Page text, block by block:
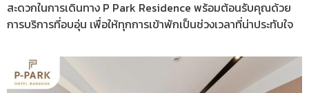
สะดวกในการเดินทาง P Park Residence พร้อมต้อนรับคุณด้วย
การบริการที่อบอุ่น เพื่อให้ทุกการเข้าพักเป็นช่วงเวลาที่น่าประทับใจ